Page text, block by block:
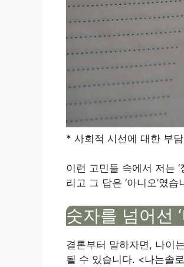
* 사회적 시선에 대한 부
이런 고민들 속에서 저는
리고 그 답은 ‘아니오’였습
숫자를 넘어선
결론부터 말하자면, 나이
될 수 있습니다. <나는솔